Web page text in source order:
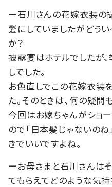
ー石川さんの花嫁衣装の
髪にしていましたがどう
か？
披露宴はホテルでしたが
しでした。
お色直しでこの花嫁衣装
た。そのときは、何の疑問
今回はお嫁ちゃんがショ
ので「日本髪じゃないのね
きでいいですよね。
ーお母さまと石川さんは
てもらえてどのような気持